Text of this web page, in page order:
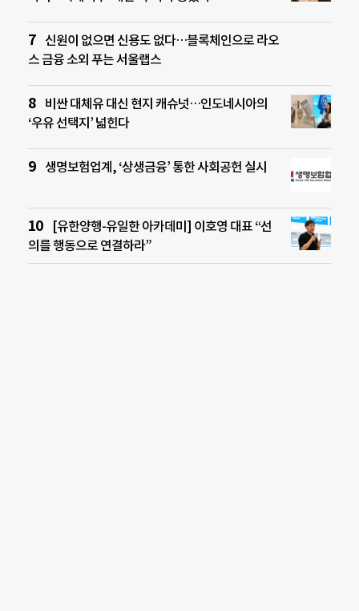
신원이 없으면 신용도 없다…블록체인으로 라오
스 금융 소외 푸는 서울랩스
비싼 대체유 대신 현지 캐슈넛…인도네시아의
‘우유 선택지’ 넓힌다
생명보험업계, ‘상생금융’ 통한 사회공헌 실시
[유한양행-유일한 아카데미] 이호영 대표 “선
의를 행동으로 연결하라”